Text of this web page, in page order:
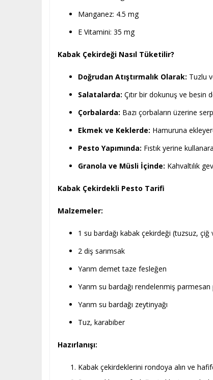
Manganez: 4.5 mg
E Vitamini: 35 mg
Kabak Çekirdeği Nasıl Tüketilir?
Doğrudan Atıştırmalık Olarak: Tuzlu
Salatalarda: Çıtır bir dokunuş ve besin
Çorbalarda: Bazı çorbaların üzerine
Ekmek ve Keklerde: Hamuruna
Pesto Yapımında: Fıstık yerine
Granola ve Müsli İçinde: Kahvaltılık
Kabak Çekirdekli Pesto Tarifi
Malzemeler:
1 su bardağı kabak çekirdeği (tuzsuz,
2 diş sarımsak
Yarım demet taze fesleğen
Yarım su bardağı rendelenmiş parmesan
Yarım su bardağı zeytinyağı
Tuz, karabiber
Hazırlanışı:
Kabak çekirdeklerini rondoya alın ve